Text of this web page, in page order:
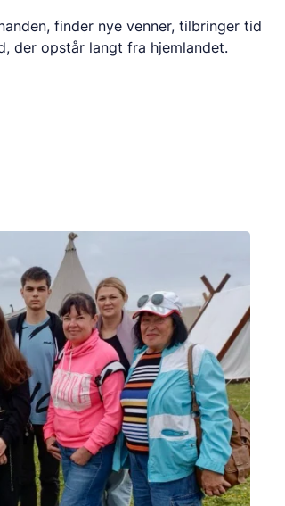
finder nye venner, tilbringer tid
der opstår langt fra hjemlandet.